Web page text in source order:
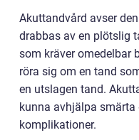
Akuttandvård avser
drabbas av en plötslig
som kräver omedelbar
röra sig om en tand
en utslagen tand.
kunna avhjälpa
komplikationer.